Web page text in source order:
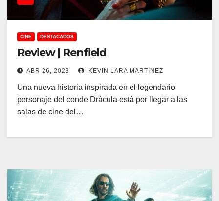
CINE DESTACADOS
Review | Renfield
ABR 26, 2023 KEVIN LARA MARTÍNEZ
Una nueva historia inspirada en el legendario
personaje del conde Drácula está por llegar a las
salas de cine del…